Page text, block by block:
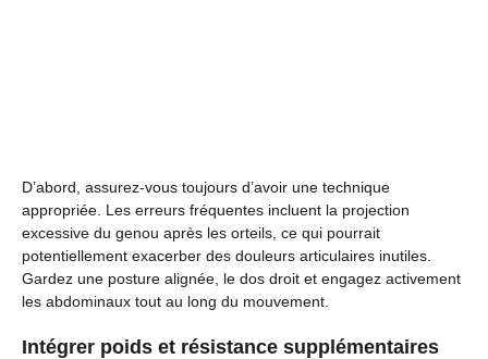
D’abord, assurez-vous toujours d’avoir une technique
appropriée. Les erreurs fréquentes incluent la projection
excessive du genou après les orteils, ce qui pourrait
potentiellement exacerber des douleurs articulaires inutiles.
Gardez une posture alignée, le dos droit et engagez activement
les abdominaux tout au long du mouvement.
Intégrer poids et résistance supplémentaires